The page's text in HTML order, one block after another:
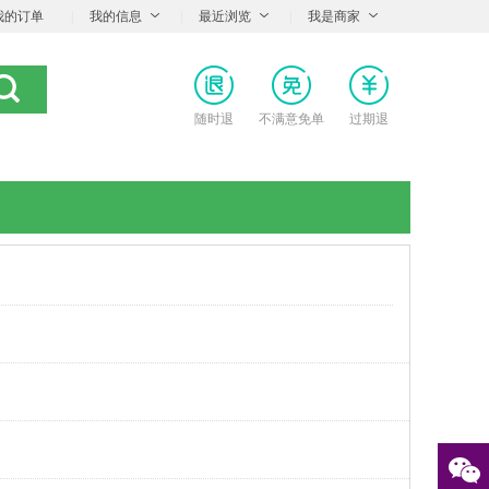
的订单 我的信息 最近浏览 我是商家
随时退 不满意免单 过期退